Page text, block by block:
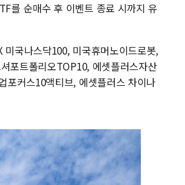
폭염에 車 운전면허 기
를 순매수 후 이벤트 종료 시까지 유
국나스닥100, 미국휴머노이드로봇,
포트폴리오TOP10, 에셋플러스자산
포커스10액티브, 에셋플러스 차이나